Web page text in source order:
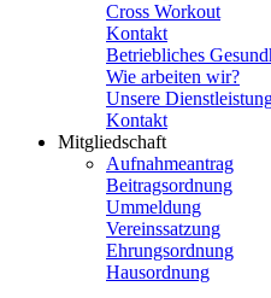
Cross Workout
Kontakt
Betriebliches
Wie arbeiten wir?
Unsere
Kontakt
Mitgliedschaft
Aufnahmeantrag
Beitragsordnung
Ummeldung
Vereinssatzung
Ehrungsordnung
Hausordnung